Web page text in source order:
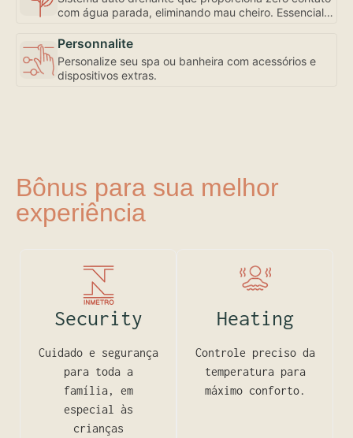
com água parada, eliminando mau cheiro. Essencial
Personnalite
Personalize seu spa ou banheira com acessórios e
dispositivos extras.
Bônus para sua melhor
experiência
Security
Cuidado e segurança
para toda a
família, em
especial às
crianças
Heating
Controle preciso da
temperatura para
máximo conforto.